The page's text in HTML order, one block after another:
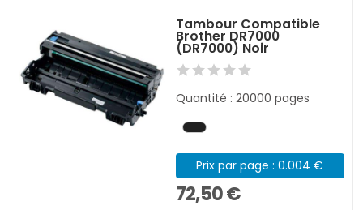
Tambour Compatible
Brother DR7000
(DR7000) Noir
Quantité : 20000 pages
Prix par page : 0.004 €
72,50 €